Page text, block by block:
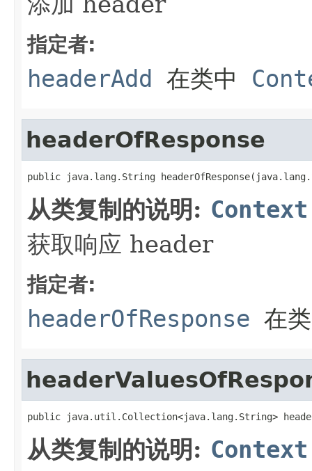
指定者:
headerAdd 在类中
headerOfResponse
public java.lang.String
从类复制的说明: Context
获取响应 header
指定者:
headerOfResponse 在
public java.util.Collection<java.lang.String>
从类复制的说明: Context